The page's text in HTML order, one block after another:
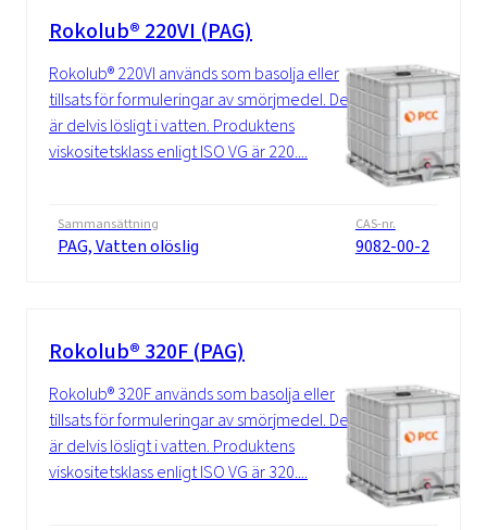
Rokolub® 220VI (PAG)
Rokolub® 220VI används som basolja eller
tillsats för formuleringar av smörjmedel. Det
är delvis lösligt i vatten. Produktens
viskositetsklass enligt ISO VG är 220....
Sammansättning
PAG, Vatten olöslig
CAS-nr.
9082-00-2
Rokolub® 320F (PAG)
Rokolub® 320F används som basolja eller
tillsats för formuleringar av smörjmedel. Det
är delvis lösligt i vatten. Produktens
viskositetsklass enligt ISO VG är 320....